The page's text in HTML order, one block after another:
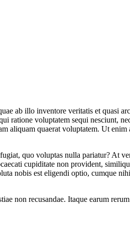
ab illo inventore veritatis et quasi
ratione voluptatem sequi nesciunt,
aliquam quaerat voluptatem. Ut
quo voluptas nulla pariatur? At
cupiditate non provident,
nobis est eligendi optio, cumque
non recusandae. Itaque earum